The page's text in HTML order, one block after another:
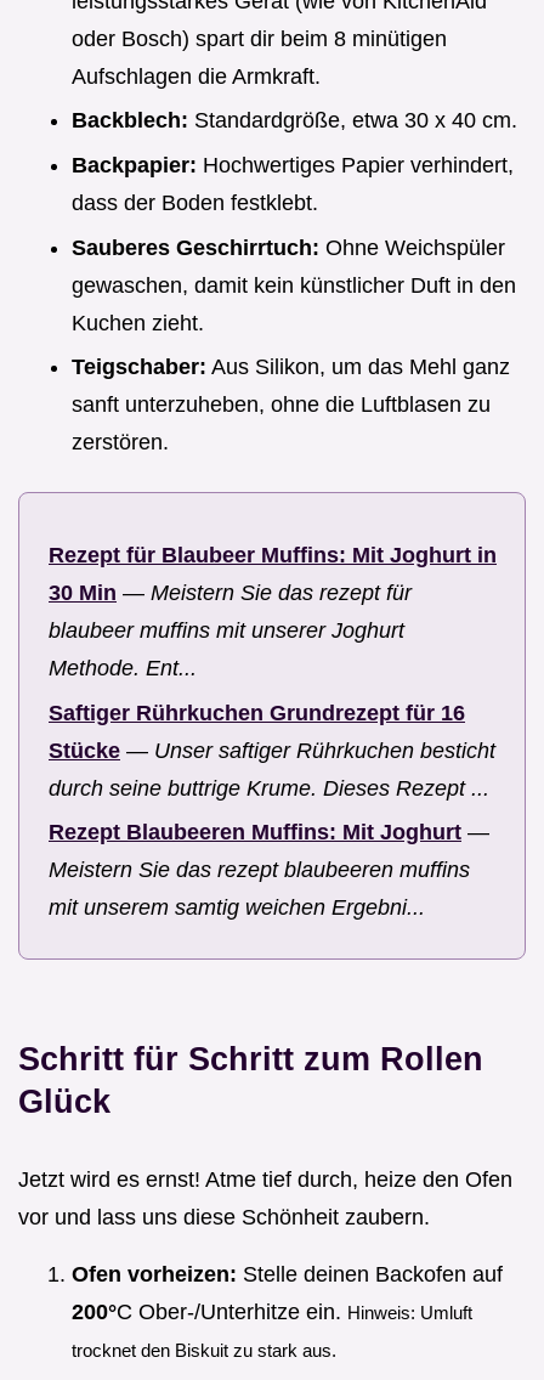
oder Bosch) spart dir beim 8 minütigen
Aufschlagen die Armkraft.
Backblech: Standardgröße, etwa 30 x 40 cm.
Backpapier: Hochwertiges Papier verhindert,
dass der Boden festklebt.
Sauberes Geschirrtuch: Ohne Weichspüler
gewaschen, damit kein künstlicher Duft in den
Kuchen zieht.
Teigschaber: Aus Silikon, um das Mehl ganz
sanft unterzuheben, ohne die Luftblasen zu
zerstören.
Rezept für Blaubeer Muffins: Mit Joghurt in
30 Min — Meistern Sie das rezept für
blaubeer muffins mit unserer Joghurt
Methode. Ent...
Saftiger Rührkuchen Grundrezept für 16
Stücke — Unser saftiger Rührkuchen besticht
durch seine buttrige Krume. Dieses Rezept ...
Rezept Blaubeeren Muffins: Mit Joghurt —
Meistern Sie das rezept blaubeeren muffins
mit unserem samtig weichen Ergebni...
Schritt für Schritt zum Rollen
Glück
Jetzt wird es ernst! Atme tief durch, heize den Ofen
vor und lass uns diese Schönheit zaubern.
Ofen vorheizen: Stelle deinen Backofen auf
200°C Ober-/Unterhitze ein. Hinweis: Umluft
trocknet den Biskuit zu stark aus.